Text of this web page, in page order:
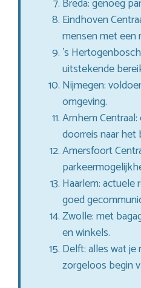
Eindhoven
mensen met een
’s
uitstekende
Nijmegen:
omgeving.
Arnhem
doorreis naar het
Amersfoort
Haarlem:
goed
Zwolle: met
en winkels.
Delft: alles wat
zorgeloos begin